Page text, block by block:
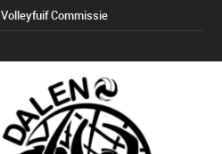
Volleyfuif Commissie